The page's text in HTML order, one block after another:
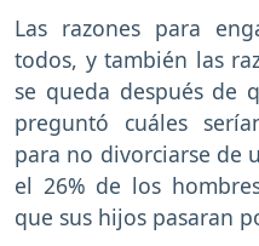
Las razones para
todos, y también las
se queda después de
preguntó cuáles
para no divorciarse de
el 26% de los
que sus hijos pasaran